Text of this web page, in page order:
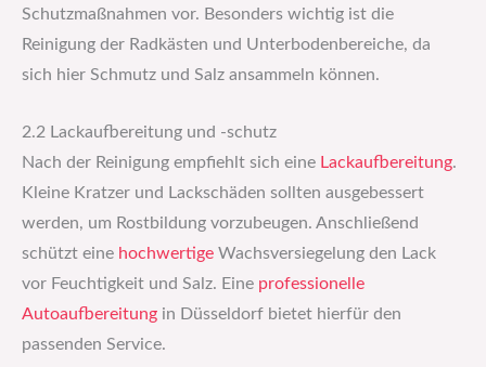
Schutzmaßnahmen vor. Besonders wichtig ist die
Reinigung der Radkästen und Unterbodenbereiche, da
sich hier Schmutz und Salz ansammeln können.
2.2 Lackaufbereitung und -schutz
Nach der Reinigung empfiehlt sich eine Lackaufbereitung.
Kleine Kratzer und Lackschäden sollten ausgebessert
werden, um Rostbildung vorzubeugen. Anschließend
schützt eine hochwertige Wachsversiegelung den Lack
vor Feuchtigkeit und Salz. Eine professionelle
Autoaufbereitung in Düsseldorf bietet hierfür den
passenden Service.